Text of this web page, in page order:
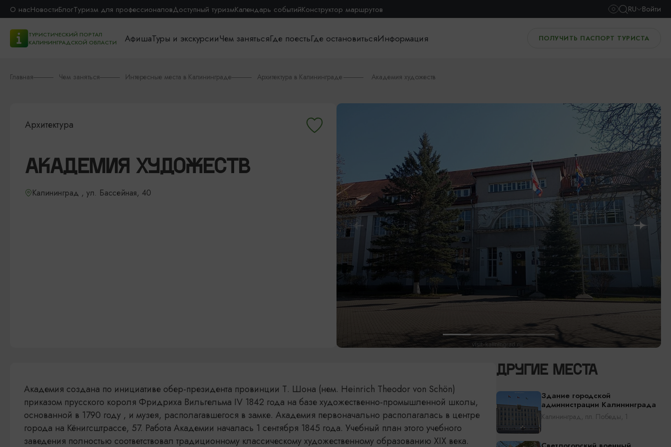
О насНовостиБлогТуризм для профессионаловДоступный туризмКалендарь событийКонструктор маршрутов RU Войти
ТУРИСТИЧЕСКИЙ ПОРТАЛ
КАЛИНИНГРАДСКОЙ ОБЛАСТИ
АфишаТуры и экскурсииЧем занятьсяГде поестьГде остановитьсяИнформация ПОЛУЧИТЬ ПАСПОРТ ТУРИСТА
Главная Чем заняться Интересные места в Калининграде Архитектура в Калининграде Академия художеств
Архитектура
АКАДЕМИЯ ХУДОЖЕСТВ
Калининград , ул. Бассейная, 40
Академия создана по инициативе обер-президента провинции Т. Шона (нем. Heinrich Theodor von Schön)
приказом прусского короля Фридриха Вильгельма IV 1842 года на базе художественно-промышленной школы,
основанной в 1790 году , и музея, располагавшегося в замке. Академия первоначально располагалась в центре
города на Кёнигсштрассе, 57. Работа Академии началась 1 сентября 1845 года. Учебный план этого учебного
заведения полностью соответствовал традиционному классическому художественному образованию ХIХ века.
ДРУГИЕ МЕСТА
Здание городской
администрации Калининграда
Калининград, пл. Победы, 1